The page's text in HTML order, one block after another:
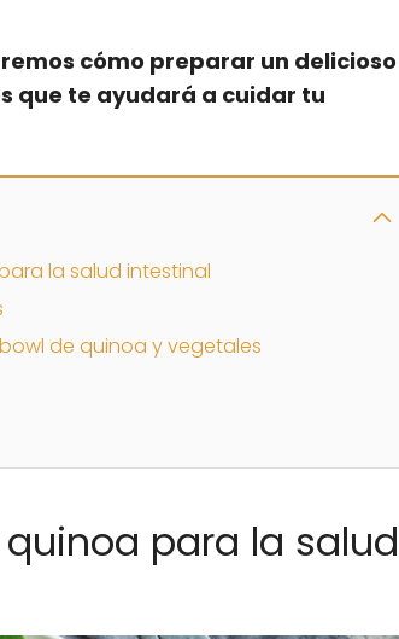
cómo preparar un delicioso
que te ayudará a cuidar tu
la salud intestinal
de quinoa y vegetales
para la salud